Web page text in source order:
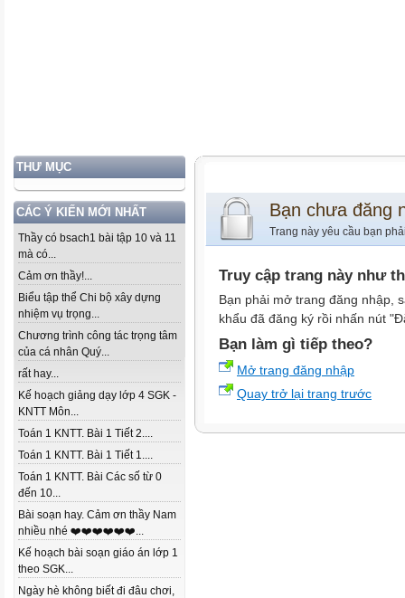
THƯ MỤC
CÁC Ý KIẾN MỚI NHẤT
Thầy có bsach1 bài tập 10 và 11
mà có...
Cảm ơn thầy!...
Biểu tập thể Chi bộ xây dựng
nhiệm vụ trọng...
Chương trình công tác trọng tâm
của cá nhân Quý...
rất hay...
Kế hoạch giảng dạy lớp 4 SGK -
KNTT Môn...
Toán 1 KNTT. Bài 1 Tiết 2....
Toán 1 KNTT. Bài 1 Tiết 1....
Toán 1 KNTT. Bài Các số từ 0
đến 10...
Bài soạn hay. Cảm ơn thầy Nam
nhiều nhé ❤️❤️❤️❤️❤️❤️...
Kế hoạch bài soạn giáo án lớp 1
theo SGK...
Ngày hè không biết đi đâu chơi,
Bạn chưa đăng
Trang này yêu cầu bạn
Truy cập trang này như
Bạn phải mở trang đăng nhập,
khẩu đã đăng ký rồi nhấn nút
Bạn làm gì tiếp theo?
Mở trang đăng nhập
Quay trở lại trang trước